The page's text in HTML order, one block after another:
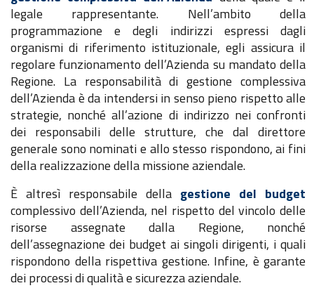
legale rappresentante. Nell’ambito della
programmazione e degli indirizzi espressi dagli
organismi di riferimento istituzionale, egli assicura il
regolare funzionamento dell’Azienda su mandato della
Regione. La responsabilità di gestione complessiva
dell’Azienda è da intendersi in senso pieno rispetto alle
strategie, nonché all’azione di indirizzo nei confronti
dei responsabili delle strutture, che dal direttore
generale sono nominati e allo stesso rispondono, ai fini
della realizzazione della missione aziendale.
È altresì responsabile della gestione del budget
complessivo dell’Azienda, nel rispetto del vincolo delle
risorse assegnate dalla Regione, nonché
dell’assegnazione dei budget ai singoli dirigenti, i quali
rispondono della rispettiva gestione. Infine, è garante
dei processi di qualità e sicurezza aziendale.